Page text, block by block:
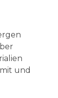
und